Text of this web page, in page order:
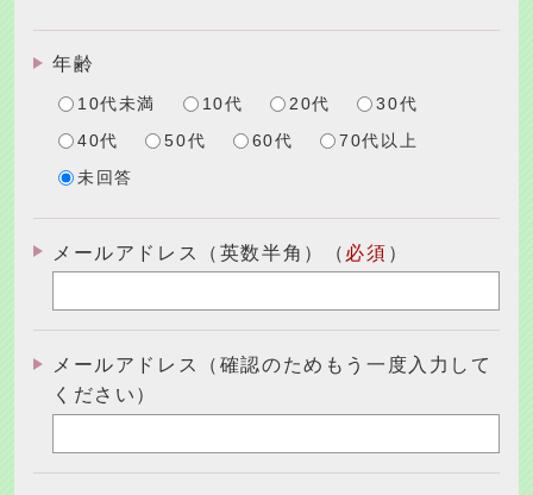
年齢
10代未満 10代 20代 30代
40代 50代 60代 70代以上
未回答
メールアドレス（英数半角）（ 必須 ）
メールアドレス（確認のためもう一度入力して
ください）